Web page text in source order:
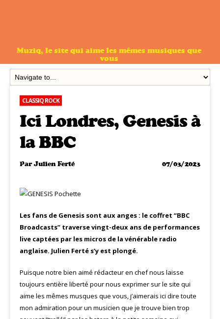
Muziq, le site qui aime les mêmes musiques que
vous
CLASSIQ ROCK
Ici Londres, Genesis à
la BBC
ParJulien Ferté 07/03/2023
Les fans de Genesis sont aux anges : le coffret “BBC
Broadcasts” traverse vingt-deux ans de performances
live captées par les micros de la vénérable radio
anglaise. Julien Ferté s’y est plongé.
Puisque notre bien aimé rédacteur en chef nous laisse
toujours entière liberté pour nous exprimer sur le site qui
aime les mêmes musques que vous, j’aimerais ici dire toute
mon admiration pour un musicien que je trouve bien trop